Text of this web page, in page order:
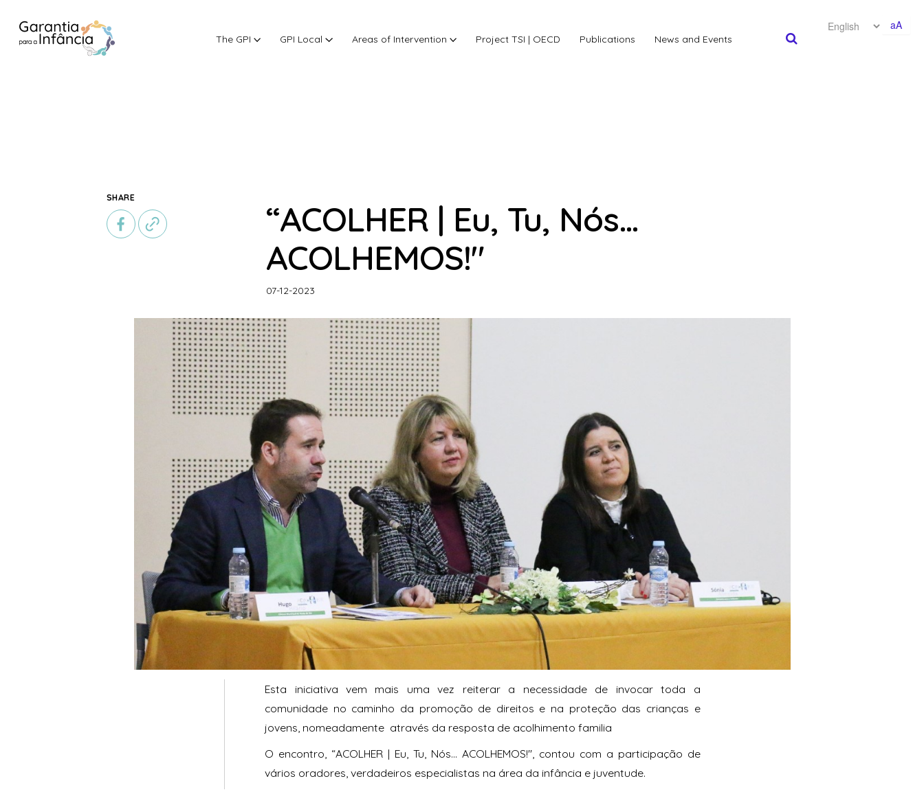
The GPI GPI Local Areas of Intervention Project TSI | OECD Publications News and Events
aA
SHARE
“ACOLHER | Eu, Tu, Nós…
ACOLHEMOS!"
07-12-2023
Esta iniciativa vem mais uma vez reiterar a necessidade de invocar toda a
comunidade no caminho da promoção de direitos e na proteção das crianças e
jovens, nomeadamente através da resposta de acolhimento familia
O encontro, “ACOLHER | Eu, Tu, Nós… ACOLHEMOS!", contou com a participação de
vários oradores, verdadeiros especialistas na área da infância e juventude.